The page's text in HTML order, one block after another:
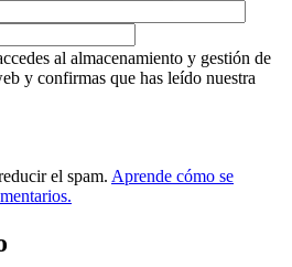
al almacenamiento y gestión de
y confirmas que has leído nuestra
el spam. Aprende cómo se